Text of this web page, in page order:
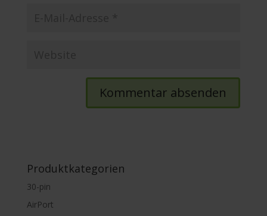
Produktkategorien
30-pin
AirPort